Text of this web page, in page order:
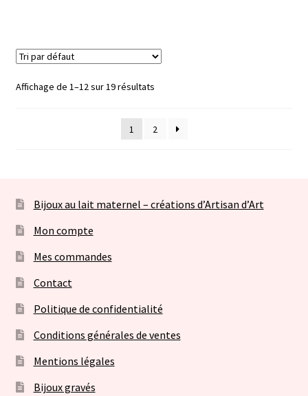
Affichage de 1–12 sur 19 résultats
1 2
Bijoux au lait maternel – créations d’Artisan d’Art
Mon compte
Mes commandes
Contact
Politique de confidentialité
Conditions générales de ventes
Mentions légales
Bijoux gravés